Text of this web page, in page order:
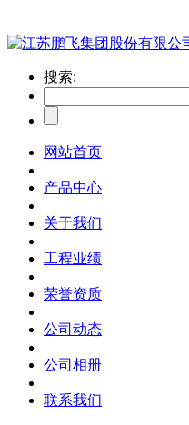
搜索:
网站首页
产品中心
关于我们
工程业绩
荣誉资质
公司动态
公司相册
联系我们